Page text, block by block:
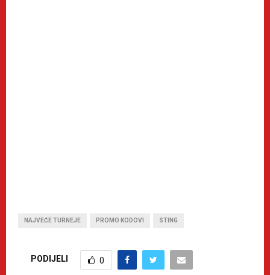
NAJVEĆE TURNEJE PROMO KODOVI STING
PODIJELI 0